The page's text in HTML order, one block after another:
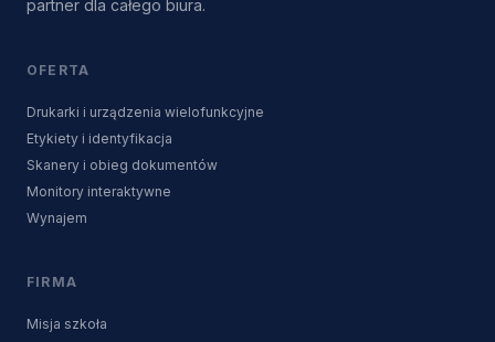
partner dla całego biura.
OFERTA
Drukarki i urządzenia wielofunkcyjne
Etykiety i identyfikacja
Skanery i obieg dokumentów
Monitory interaktywne
Wynajem
FIRMA
Misja szkoła